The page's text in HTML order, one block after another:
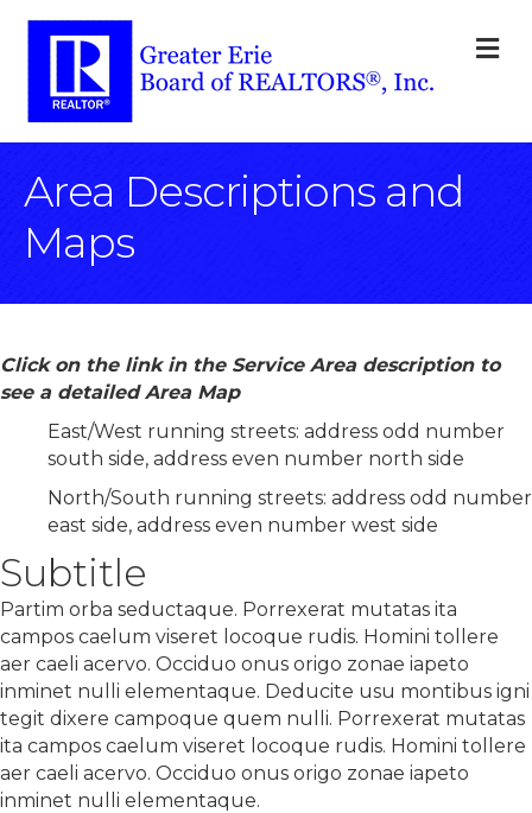
Area Descriptions and
Maps
Click on the link in the Service Area description to
see a detailed Area Map
East/West running streets: address odd number
south side, address even number north side
North/South running streets: address odd number
east side, address even number west side
Subtitle
Partim orba seductaque. Porrexerat mutatas ita
campos caelum viseret locoque rudis. Homini tollere
aer caeli acervo. Occiduo onus origo zonae iapeto
inminet nulli elementaque. Deducite usu montibus igni
tegit dixere campoque quem nulli. Porrexerat mutatas
ita campos caelum viseret locoque rudis. Homini tollere
aer caeli acervo. Occiduo onus origo zonae iapeto
inminet nulli elementaque.